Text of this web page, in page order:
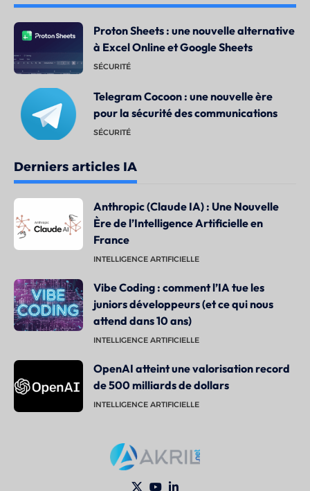
Proton Sheets : une nouvelle alternative
à Excel Online et Google Sheets
SÉCURITÉ
Telegram Cocoon : une nouvelle ère
pour la sécurité des communications
SÉCURITÉ
Derniers articles IA
Anthropic (Claude IA) : Une Nouvelle
Ère de l’Intelligence Artificielle en
France
INTELLIGENCE ARTIFICIELLE
Vibe Coding : comment l’IA tue les
juniors développeurs (et ce qui nous
attend dans 10 ans)
INTELLIGENCE ARTIFICIELLE
OpenAI atteint une valorisation record
de 500 milliards de dollars
INTELLIGENCE ARTIFICIELLE